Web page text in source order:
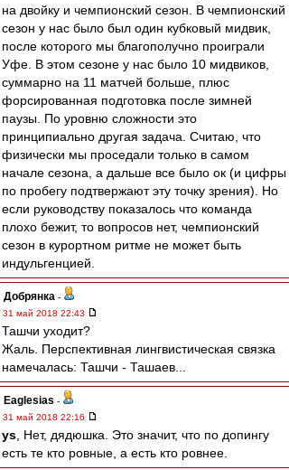
на двойку и чемпионский сезон. В чемпионский
сезон у нас было был один кубковый мидвик,
после которого мы благополучно проиграли
Уфе. В этом сезоне у нас было 10 мидвиков,
суммарно на 11 матчей больше, плюс
форсированная подготовка после зимней
паузы. По уровню сложности это
принципиально другая задача. Считаю, что
физически мы проседали только в самом
начале сезона, а дальше все было ок (и цифры
по пробегу подтвержают эту точку зрения). Но
если руководству показалось что команда
плохо бежит, то вопросов нет, чемпионский
сезон в курортном ритме не может быть
индульгенцией.
Добрянка -
31 май 2018 22:43
Ташчи уходит?
Жаль. Перспективная лингвистическая связка
намечалась: Ташчи - Ташаев...
Eaglesias -
31 май 2018 22:16
ys , Нет, дядюшка. Это значит, что по допингу
есть те кто ровные, а есть кто ровнее.